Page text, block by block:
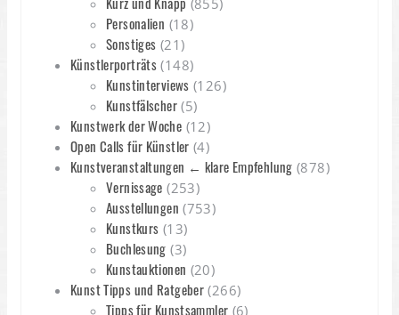
(855)
Personalien (18)
Sonstiges (21)
Künstlerporträts (148)
Kunstinterviews (126)
Kunstfälscher(5)
Kunstwerk der Woche (12)
Open Calls für Künstler (4)
Kunstveranstaltungen ← klare Empfehlung (878)
Vernissage (253)
Ausstellungen (753)
Kunstkurs (13)
Buchlesung (3)
Kunstauktionen (20)
Kunst Tipps und Ratgeber (266)
Tipps für Kunstsammler (6)